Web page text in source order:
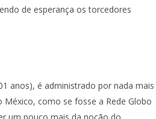
de esperança os torcedores
anos), é administrado por nada mais
como se fosse a Rede Globo
um pouco mais da noção do